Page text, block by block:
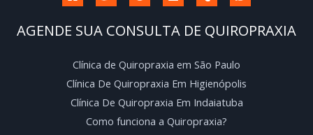
AGENDE SUA CONSULTA DE QUIROPRAXIA
Clínica de Quiropraxia em São Paulo
Clínica De Quiropraxia Em Higienópolis
Clínica De Quiropraxia Em Indaiatuba
Como funciona a Quiropraxia?